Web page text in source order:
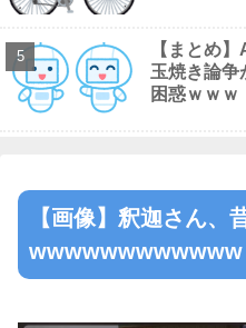
【まとめ
玉焼き論
困惑ｗｗｗ
【画像】釈迦さん、
wwwwwwwwwwww